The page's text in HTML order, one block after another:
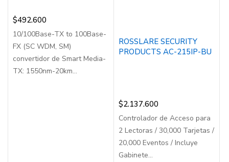
$492.600
10/100Base-TX to 100Base-
FX (SC WDM, SM)
convertidor de Smart Media-
TX: 1550nm-20km...
ROSSLARE SECURITY
PRODUCTS AC-215IP-BU
$2.137.600
Controlador de Acceso para
2 Lectoras / 30,000 Tarjetas /
20,000 Eventos / Incluye
Gabinete...